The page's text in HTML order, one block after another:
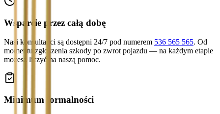
Wsparcie przez całą dobę
Nasi konsultanci są dostępni 24/7 pod numerem 536 565 565. Od
momentu zgłoszenia szkody po zwrot pojazdu — na każdym etapie
możesz liczyć na naszą pomoc.
Minimum formalności